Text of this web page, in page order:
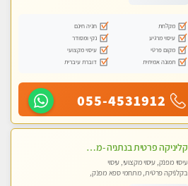
מקלחת
חניה חינם
עיסוי מרגיע
נקי ומסודר
מקום פרטי
עיסוי מקצועי
תמונה אמיתית
דוברת עיברית
055-4531912
קליניקה פרטית בנתניה -מעסה איכותית לעיסוי מקצועי ומפנק לכל שרירי הגוף...
עיסוי מפנק, עיסוי מקצועי, עיסוי
בקלניקה פרטית, מתחמי ספא מפנק,